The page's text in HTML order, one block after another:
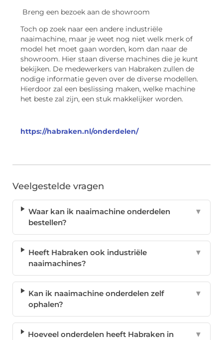
Breng een bezoek aan de showroom
Toch op zoek naar een andere industriële
naaimachine, maar je weet nog niet welk merk of
model het moet gaan worden, kom dan naar de
showroom. Hier staan diverse machines die je kunt
bekijken. De medewerkers van Habraken zullen de
nodige informatie geven over de diverse modellen.
Hierdoor zal een beslissing maken, welke machine
het beste zal zijn, een stuk makkelijker worden.
https://habraken.nl/onderdelen/
Veelgestelde vragen
Waar kan ik naaimachine onderdelen
bestellen?
▼
Heeft Habraken ook industriële
naaimachines?
▼
Kan ik naaimachine onderdelen zelf
ophalen?
▼
Hoeveel onderdelen heeft Habraken in
▼